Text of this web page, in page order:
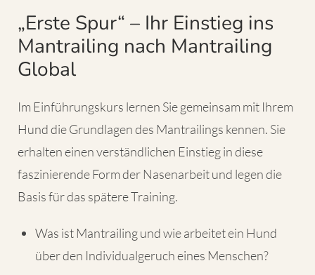
„Erste Spur“ – Ihr Einstieg ins
Mantrailing nach Mantrailing
Global
Im Einführungskurs lernen Sie gemeinsam mit Ihrem
Hund die Grundlagen des Mantrailings kennen. Sie
erhalten einen verständlichen Einstieg in diese
faszinierende Form der Nasenarbeit und legen die
Basis für das spätere Training.
Was ist Mantrailing und wie arbeitet ein Hund
über den Individualgeruch eines Menschen?